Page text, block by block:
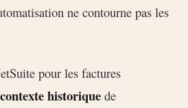
ne contourne pas les
pour les factures
contexte historique de